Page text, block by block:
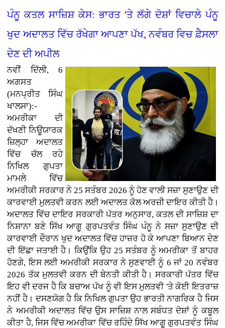
ਪੰਨੂ ਕਤਲ ਸਾਜ਼ਿਸ਼ ਕੇਸ: ਭਾਰਤ 'ਤੇ ਲੱਗੇ ਦੋਸ਼ਾਂ ਵਿਚਾਲੇ ਪੰਨੂ
ਖੁਦ ਅਦਾਲਤ ਵਿੱਚ ਰੱਖੇਗਾ ਆਪਣਾ ਪੱਖ, ਨਵੰਬਰ ਵਿਚ ਫ਼ੈਸਲਾ
ਦੇਣ ਦੀ ਅਪੀਲ
ਨਵੀਂ ਦਿੱਲੀ, 6
ਅਗਸਤ
(ਮਨਪ੍ਰੀਤ ਸਿੰਘ
ਖਾਲਸਾ):-
ਅਮਰੀਕਾ ਦੀ
ਦੱਖਣੀ ਨਿਊਯਾਰਕ
ਜ਼ਿਲ੍ਹਾ ਅਦਾਲਤ
ਵਿੱਚ ਚੱਲ ਰਹੇ
ਨਿਖਿਲ ਗੁਪਤਾ
ਮਾਮਲੇ ਵਿੱਚ
ਅਮਰੀਕੀ ਸਰਕਾਰ ਨੇ 25 ਸਤੰਬਰ 2026 ਨੂੰ ਹੋਣ ਵਾਲੀ ਸਜ਼ਾ ਸੁਣਾਉਣ ਦੀ
ਕਾਰਵਾਈ ਮੁਲਤਵੀ ਕਰਨ ਲਈ ਅਦਾਲਤ ਕੋਲ ਅਰਜ਼ੀ ਦਾਇਰ ਕੀਤੀ ਹੈ।
ਅਦਾਲਤ ਵਿੱਚ ਦਾਇਰ ਸਰਕਾਰੀ ਪੱਤਰ ਅਨੁਸਾਰ, ਕਤਲ ਦੀ ਸਾਜ਼ਿਸ਼ ਦਾ
ਨਿਸ਼ਾਨਾ ਬਣੇ ਸਿੱਖ ਆਗੂ ਗੁਰਪਤਵੰਤ ਸਿੰਘ ਪੰਨੂ ਨੇ ਸਜ਼ਾ ਸੁਣਾਉਣ ਦੀ
ਕਾਰਵਾਈ ਦੌਰਾਨ ਖੁਦ ਅਦਾਲਤ ਵਿੱਚ ਹਾਜ਼ਰ ਹੋ ਕੇ ਆਪਣਾ ਬਿਆਨ ਦੇਣ
ਦੀ ਇੱਛਾ ਜਤਾਈ ਹੈ। ਕਿਉਂਕਿ ਉਹ 25 ਸਤੰਬਰ ਨੂੰ ਅਮਰੀਕਾ ਤੋਂ ਬਾਹਰ
ਹੋਣਗੇ, ਇਸ ਲਈ ਅਮਰੀਕੀ ਸਰਕਾਰ ਨੇ ਸੁਣਵਾਈ ਨੂੰ 6 ਜਾਂ 20 ਨਵੰਬਰ
2026 ਤੱਕ ਮੁਲਤਵੀ ਕਰਨ ਦੀ ਬੇਨਤੀ ਕੀਤੀ ਹੈ। ਸਰਕਾਰੀ ਪੱਤਰ ਵਿੱਚ
ਇਹ ਵੀ ਦਰਜ ਹੈ ਕਿ ਬਚਾਅ ਪੱਖ ਨੂੰ ਵੀ ਇਸ ਮੁਲਤਵੀ 'ਤੇ ਕੋਈ ਇਤਰਾਜ਼
ਨਹੀਂ ਹੈ। ਦਸਣਯੋਗ ਹੈ ਕਿ ਨਿਖਿਲ ਗੁਪਤਾ ਉਹ ਭਾਰਤੀ ਨਾਗਰਿਕ ਹੈ ਜਿਸ
ਨੇ ਅਮਰੀਕੀ ਅਦਾਲਤ ਵਿੱਚ ਉਸ ਸਾਜ਼ਿਸ਼ ਨਾਲ ਸਬੰਧਤ ਦੋਸ਼ਾਂ ਨੂੰ ਕਬੂਲ
ਕੀਤਾ ਹੈ, ਜਿਸ ਵਿੱਚ ਅਮਰੀਕਾ ਵਿੱਚ ਰਹਿੰਦੇ ਸਿੱਖ ਆਗੂ ਗੁਰਪਤਵੰਤ ਸਿੰਘ